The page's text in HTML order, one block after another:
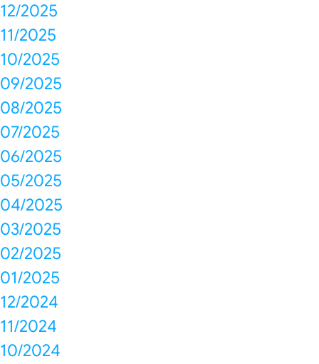
12/2025
11/2025
10/2025
09/2025
08/2025
07/2025
06/2025
05/2025
04/2025
03/2025
02/2025
01/2025
12/2024
11/2024
10/2024